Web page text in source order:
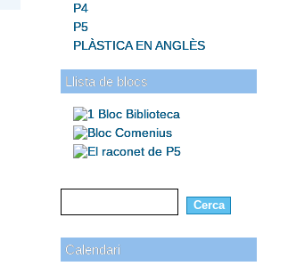
P4
P5
PLÀSTICA EN ANGLÈS
Llista de blocs
Calendari